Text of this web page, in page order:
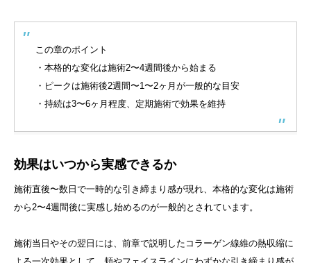
この章のポイント
・本格的な変化は施術2〜4週間後から始まる
・ピークは施術後2週間〜1〜2ヶ月が一般的な目安
・持続は3〜6ヶ月程度、定期施術で効果を維持
効果はいつから実感できるか
施術直後〜数日で一時的な引き締まり感が現れ、本格的な変化は施術
から2〜4週間後に実感し始めるのが一般的とされています。
施術当日やその翌日には、前章で説明したコラーゲン線維の熱収縮に